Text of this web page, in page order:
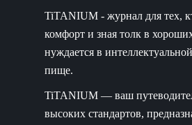
TiTANIUM - журнал для тех,
комфорт и зная толк в
нуждается в
пище.
TiTANIUM — ваш
высоких стандартов,